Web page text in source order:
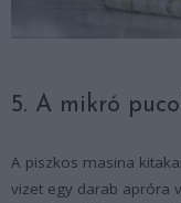
5. A mikró
A piszkos masina
vizet egy darab apróra